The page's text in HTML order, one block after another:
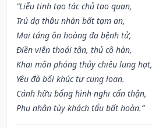
“Liễu tinh tạo tác chủ tao quan,
Trú dạ thâu nhàn bất tạm an,
Mai táng ôn hoàng đa bệnh tử,
Điền viên thoái tận, thủ cô hàn,
Khai môn phóng thủy chiêu lung hạt,
Yêu đà bối khúc tự cung loan.
Cánh hữu bổng hình nghi cẩn thận,
Phụ nhân tùy khách tẩu bất hoàn.”